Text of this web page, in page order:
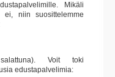
Mikäli
niin suosittelemme
Voit toki
edustapalvelimia: